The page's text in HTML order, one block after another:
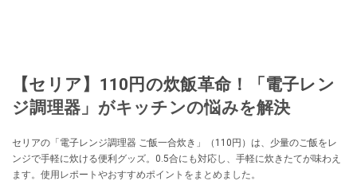
【セリア】110円の炊飯革命！「電子レン
ジ調理器」がキッチンの悩みを解決
セリアの「電子レンジ調理器 ご飯一合炊き」（110円）は、少量のご飯をレ
ンジで手軽に炊ける便利グッズ。0.5合にも対応し、手軽に炊きたてが味わえ
ます。使用レポートやおすすめポイントをまとめました。